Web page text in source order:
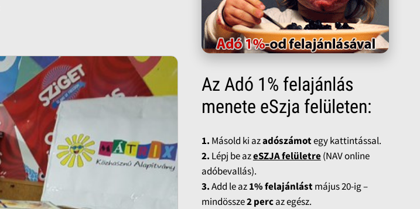
Az Adó 1% felajánlás
menete eSzja felületen:
1. Másold ki azadószámotegy kattintással.
2. Lépj be azeSZJA felületre(NAV online
adóbevallás).
3.Add le az1% felajánlástmájus 20-ig –
mindössze2 percaz egész.